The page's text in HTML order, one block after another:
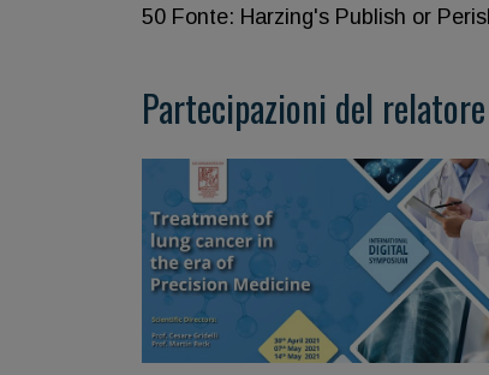
50 Fonte: Harzing's Publish or
Partecipazioni del relatore